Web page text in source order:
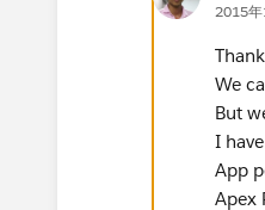
2015
We
But
I
App
Apex